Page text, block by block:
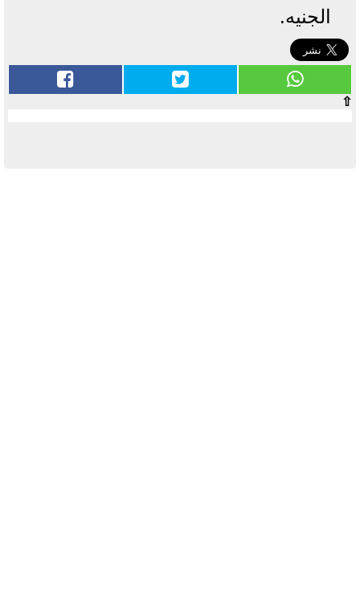
الجنيه.
⇧